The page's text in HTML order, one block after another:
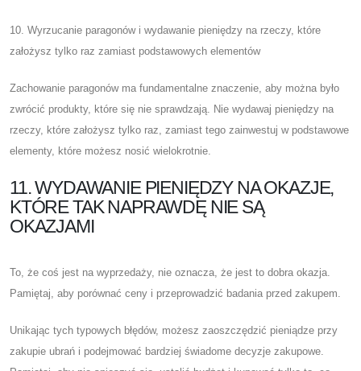
10. Wyrzucanie paragonów i wydawanie pieniędzy na rzeczy, które
założysz tylko raz zamiast podstawowych elementów
Zachowanie paragonów ma fundamentalne znaczenie, aby można było
zwrócić produkty, które się nie sprawdzają. Nie wydawaj pieniędzy na
rzeczy, które założysz tylko raz, zamiast tego zainwestuj w podstawowe
elementy, które możesz nosić wielokrotnie.
11. WYDAWANIE PIENIĘDZY NA OKAZJE,
KTÓRE TAK NAPRAWDĘ NIE SĄ
OKAZJAMI
To, że coś jest na wyprzedaży, nie oznacza, że ​​jest to dobra okazja.
Pamiętaj, aby porównać ceny i przeprowadzić badania przed zakupem.
Unikając tych typowych błędów, możesz zaoszczędzić pieniądze przy
zakupie ubrań i podejmować bardziej świadome decyzje zakupowe.